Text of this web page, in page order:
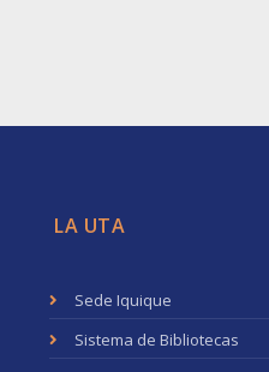
LA UTA
Sede Iquique
Sistema de Bibliotecas